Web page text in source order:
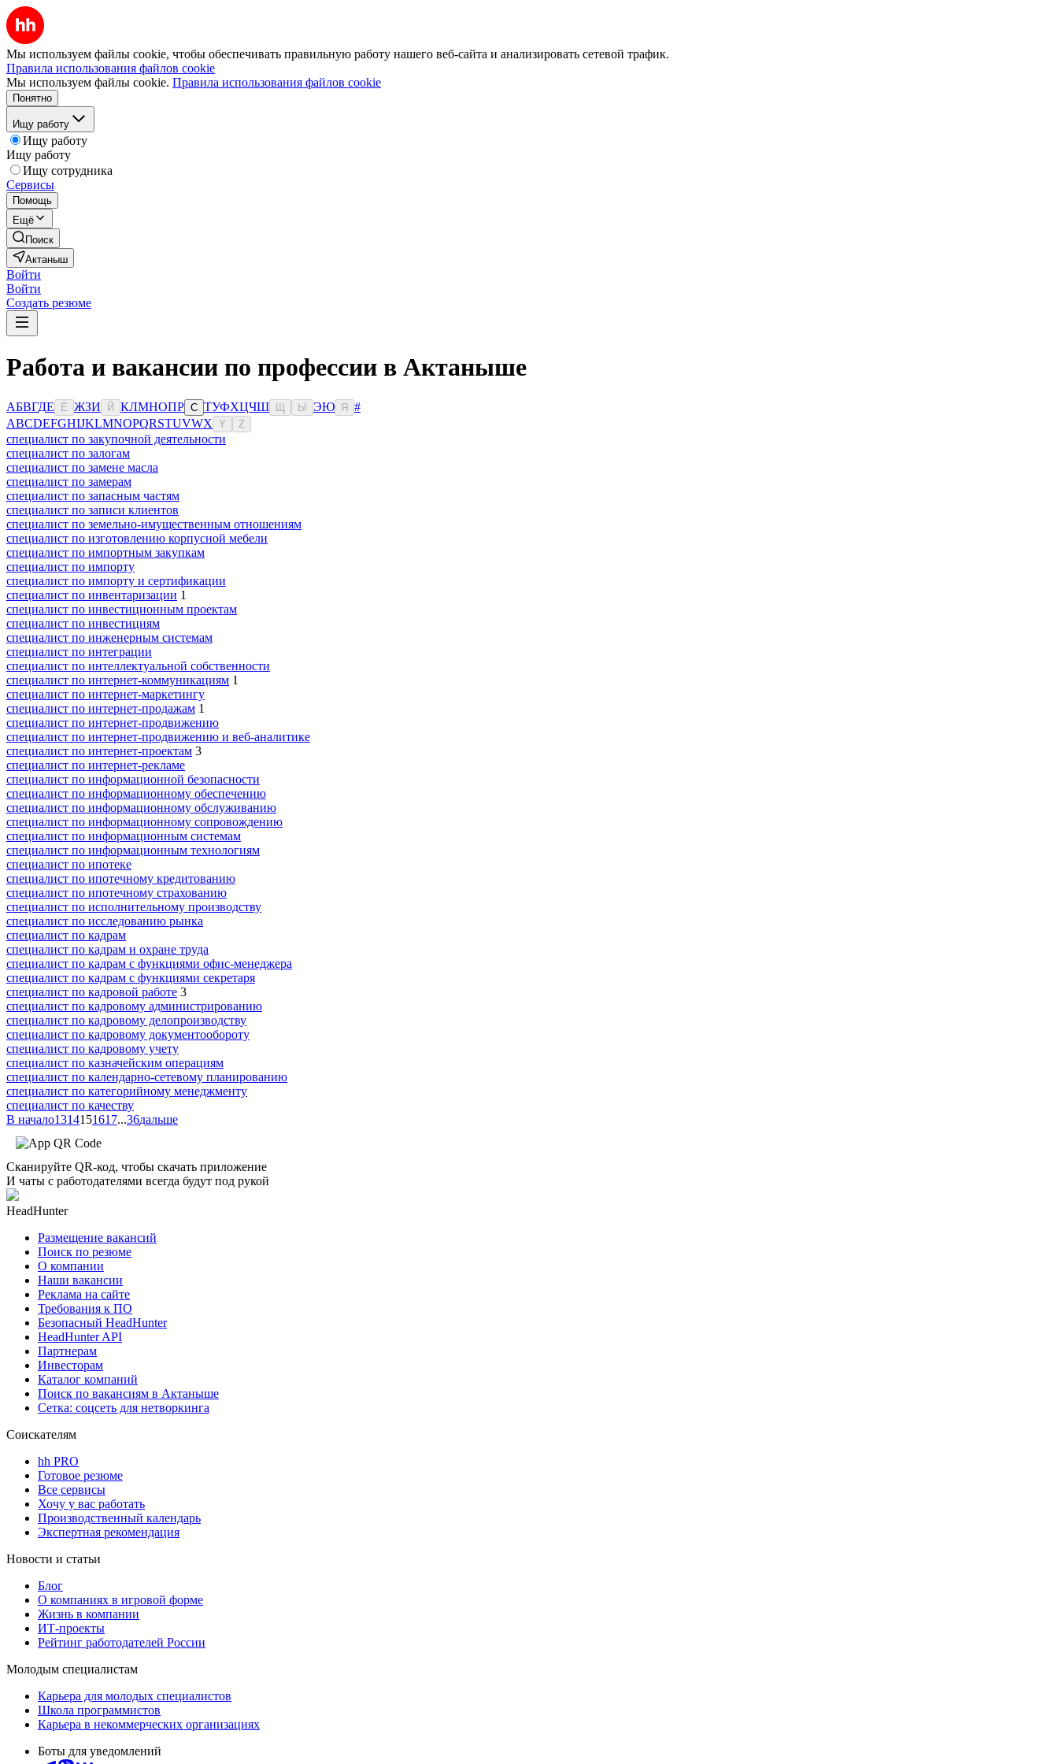
Мы используем файлы cookie, чтобы обеспечивать правильную работу нашего веб-сайта и анализировать сетевой трафик.
Правила использования файлов cookie
Мы используем файлы cookie. Правила использования файлов cookie
Понятно
Ищу работу
Ищу работу
Ищу работу
Ищу сотрудника
Сервисы
Помощь
Ещё
Поиск
Актаныш
Войти
Войти
Создать резюме
Работа и вакансии по профессии в Актаныше
АБВГДЕ Ё ЖЗИ Й КЛМНОПР С ТУФХЦЧШ Ы ЭЮ Я
#
ABCDEFGHIJKLMNOPQRSTUVWX Y Z
специалист по закупочной деятельности
специалист по залогам
специалист по замене масла
специалист по замерам
специалист по запасным частям
специалист по записи клиентов
специалист по земельно-имущественным отношениям
специалист по изготовлению корпусной мебели
специалист по импортным закупкам
специалист по импорту
специалист по импорту и сертификации
специалист по инвентаризации 1
специалист по инвестиционным проектам
специалист по инвестициям
специалист по инженерным системам
специалист по интеграции
специалист по интеллектуальной собственности
специалист по интернет-коммуникациям 1
специалист по интернет-маркетингу
специалист по интернет-продажам 1
специалист по интернет-продвижению
специалист по интернет-продвижению и веб-аналитике
специалист по интернет-проектам 3
специалист по интернет-рекламе
специалист по информационной безопасности
специалист по информационному обеспечению
специалист по информационному обслуживанию
специалист по информационному сопровождению
специалист по информационным системам
специалист по информационным технологиям
специалист по ипотеке
специалист по ипотечному кредитованию
специалист по ипотечному страхованию
специалист по исполнительному производству
специалист по исследованию рынка
специалист по кадрам
специалист по кадрам и охране труда
специалист по кадрам с функциями офис-менеджера
специалист по кадрам с функциями секретаря
специалист по кадровой работе 3
специалист по кадровому администрированию
специалист по кадровому делопроизводству
специалист по кадровому документообороту
специалист по кадровому учету
специалист по казначейским операциям
специалист по календарно-сетевому планированию
специалист по категорийному менеджменту
специалист по качеству
В начало1314151617...36дальше
Сканируйте QR-код, чтобы скачать приложение
И чаты с работодателями всегда будут под рукой
HeadHunter
Размещение вакансий
Поиск по резюме
О компании
Наши вакансии
Реклама на сайте
Требования к ПО
Безопасный HeadHunter
HeadHunter API
Партнерам
Инвесторам
Каталог компаний
Поиск по вакансиям в Актаныше
Сетка: соцсеть для нетворкинга
Соискателям
hh PRO
Готовое резюме
Все сервисы
Хочу у вас работать
Производственный календарь
Экспертная рекомендация
Новости и статьи
Блог
О компаниях в игровой форме
Жизнь в компании
ИТ-проекты
Рейтинг работодателей России
Молодым специалистам
Карьера для молодых специалистов
Школа программистов
Карьера в некоммерческих организациях
Боты для уведомлений